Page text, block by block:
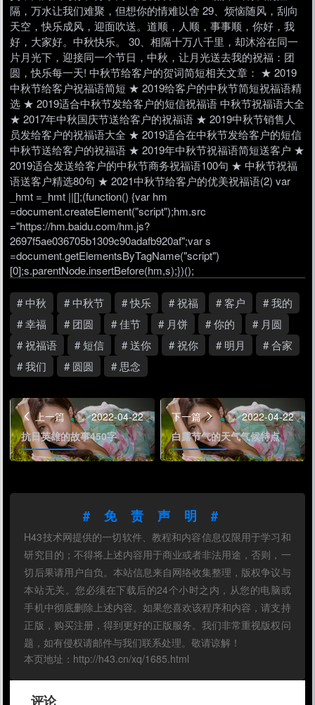
隔，万水让我们难聚，但想你的情难以舍 29、烦恼随风，刮向
天空，快乐成风，迎面吹送。道顺，人顺，事事顺，你好，我
好，大家好。中秋快乐。 30、相隔十万八千里，却沐浴在同一
片月光下，迎接同一个节日，中秋，让月光送去我的祝福：团
圆，快乐每一天! 中秋节给客户的贺词简短相关文章： ★ 2019
中秋节给客户祝福语简短 ★ 2019给客户的中秋节简短祝福语精
选 ★ 2019适合中秋节发给客户的短信祝福语 中秋节祝福语大全
★ 2017年中秋国庆节送给客户的祝福语 ★ 2019中秋节销售人
员发给客户的祝福语大全 ★ 2019适合在中秋节发给客户的短信
中秋节送给客户的祝福语 ★ 2019年中秋节祝福语简短送客户 ★
2019适合发送给客户的中秋节商务祝福语100句 ★ 中秋节祝福
语送客户精选80句 ★ 2021中秋节给客户的优美祝福语(2) var
_hmt =_hmt ||[];(function() {var hm
=document.createElement("script");hm.src
="https://hm.baidu.com/hm.js?
2697f5ae036705b1309c90adafb920af";var s
=document.getElementsByTagName("script")
[0];s.parentNode.insertBefore(hm,s);})();
# 中秋 # 中秋节 # 快乐 # 祝福 # 客户
# 我的
# 幸福
# 团圆 # 佳节 # 月饼 # 你的
# 月圆
# 祝福语
# 短信 # 送你 # 祝你 # 明月
# 合家
# 我们
# 圆圆 # 思念
上一篇
2022-04-22
抗日英雄的故事450字
下一篇
2022-04-22
白露节气的天气气候特点
#免责声明#
H43技术网提供的一切软件、教程和内容信息仅限用于学习和
研究目的；不得将上述内容用于商业或者非法用途，否则，一
切后果请用户自负。本站信息来自网络收集整理，版权争议与
本站无关。您必须在下载后的24个小时之内，从您的电脑或
手机中彻底删除上述内容。如果您喜欢该程序和内容，请支持
正版，购买注册，得到更好的正版服务。我们非常重视版权问
题，如有侵权请邮件与我们联系处理。敬请谅解！
本页地址：http://h43.cn/xq/1685.html
评论